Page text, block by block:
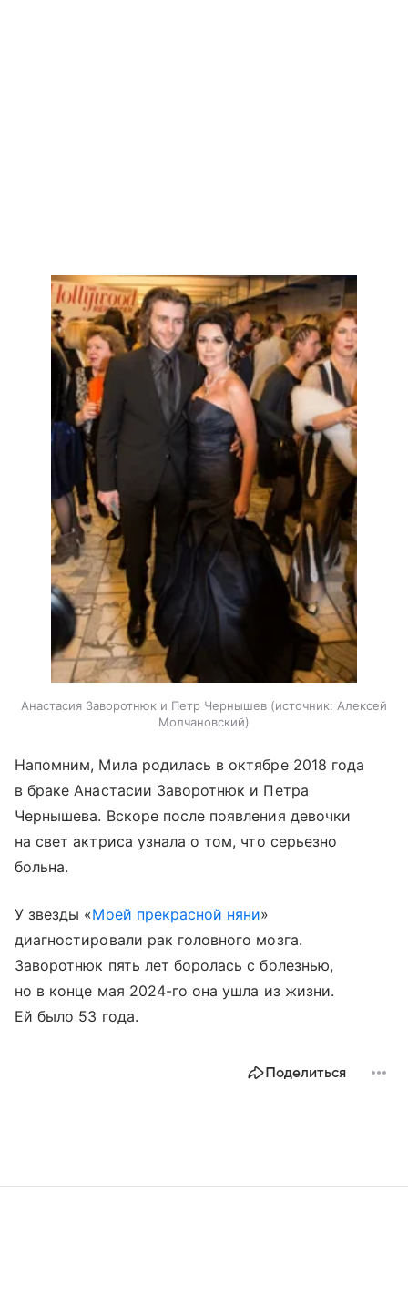
Анастасия Заворотнюк и Петр Чернышев источник: Алексей
Молчановский
Напомним, Мила родилась в октябре 2018 года
в браке Анастасии Заворотнюк и Петра
Чернышева. Вскоре после появления девочки
на свет актриса узнала о том, что серьезно
больна.
У звезды «Моей прекрасной няни»
диагностировали рак головного мозга.
Заворотнюк пять лет боролась с болезнью,
но в конце мая 2024-го она ушла из жизни.
Ей было 53 года.
Поделиться